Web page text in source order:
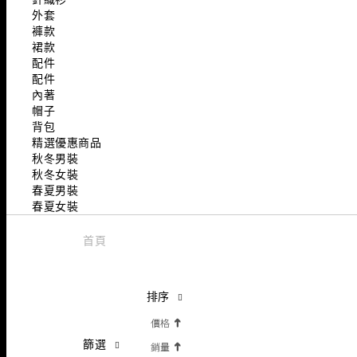
外套
褲款
裙款
配件
配件
內著
帽子
背包
精選優惠商品
秋冬男裝
秋冬女裝
春夏男裝
春夏女裝
首頁
篩選
排序